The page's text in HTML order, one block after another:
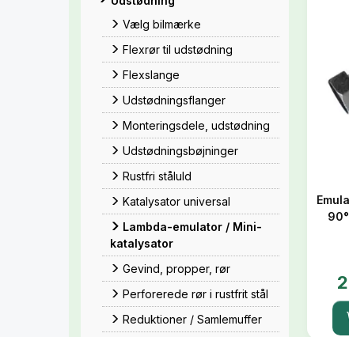
Vælg bilmærke
Flexrør til udstødning
Flexslange
Udstødningsflanger
Monteringsdele, udstødning
Udstødningsbøjninger
Rustfri ståluld
Katalysator universal
Lambda-emulator / Mini-
katalysator
Gevind, propper, rør
Perforerede rør i rustfrit stål
Reduktioner / Samlemuffer